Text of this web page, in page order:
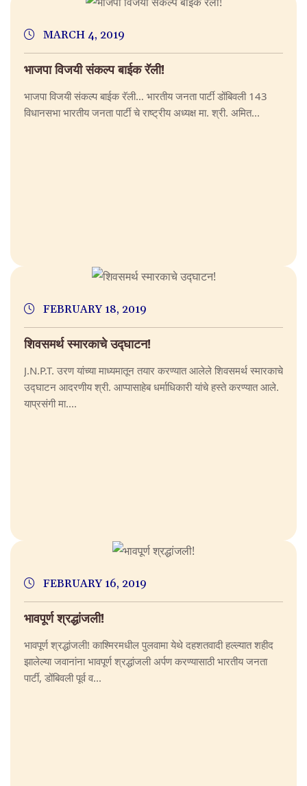
MARCH 4, 2019
भाजपा विजयी संकल्प बाईक रॅली!
भाजपा विजयी संकल्प बाईक रॅली… भारतीय जनता पार्टी डोंबिवली 143
विधानसभा भारतीय जनता पार्टी चे राष्ट्रीय अध्यक्ष मा. श्री. अमित...
FEBRUARY 18, 2019
शिवसमर्थ स्मारकाचे उद्घाटन!
J.N.P.T. उरण यांच्या माध्यमातून तयार करण्यात आलेले शिवसमर्थ स्मारकाचे
उद्घाटन आदरणीय श्री. आप्पासाहेब धर्माधिकारी यांचे हस्ते करण्यात आले.
याप्रसंगी मा....
FEBRUARY 16, 2019
भावपूर्ण श्रद्धांजली!
भावपूर्ण श्रद्धांजली! काश्मिरमधील पुलवामा येथे दहशतवादी हल्ल्यात शहीद
झालेल्या जवानांना भावपूर्ण श्रद्धांजली अर्पण करण्यासाठी भारतीय जनता
पार्टी, डोंबिवली पूर्व व...